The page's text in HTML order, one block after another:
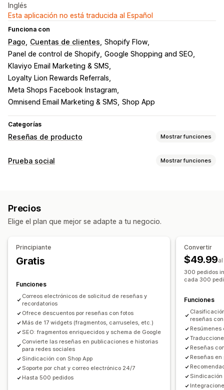
Inglés
Esta aplicación no está traducida al Español
Funciona con
Pago Cuentas de clientes Shopify Flow
Panel de control de Shopify Google Shopping and SEO
Klaviyo Email Marketing & SMS
Loyalty Lion Rewards Referrals
Meta Shops Facebook Instagram
Omnisend Email Marketing & SMS Shop App
Categorías
Reseñas de producto Mostrar funciones
Opciones de muestra
Pestañas o barras laterales
Reseñas populares Reseñas destacadas
Fragmentos enriquecidos
Solicitudes por correo electrónico
Publicaciones en redes sociales
Ventanas emergentes
Importar y exportar Migración de reseñas
Sindicación de reseñas Automatizaciones
Solicitudes personalizadas
Prueba social Mostrar funciones
Seguimiento de interacción
Precios
Elige el plan que mejor se adapte a tu negocio.
Principiante
Gratis
Funciones
Correos electrónicos de solicitud de reseñas y
recordatorios
Ofrece descuentos por reseñas con fotos
Más de 17 widgets (fragmentos, carruseles, etc.)
SEO: fragmentos enriquecidos y schema de Google
Convierte las reseñas en publicaciones e historias
para redes sociales
Sindicación con Shop App
Soporte por chat y correo electrónico 24/7
Hasta 500 pedidos
Convertir
$49.99
300 pedidos
cada 300
Funciones
reseñas
Reseñas
Reseñas
Sindicación